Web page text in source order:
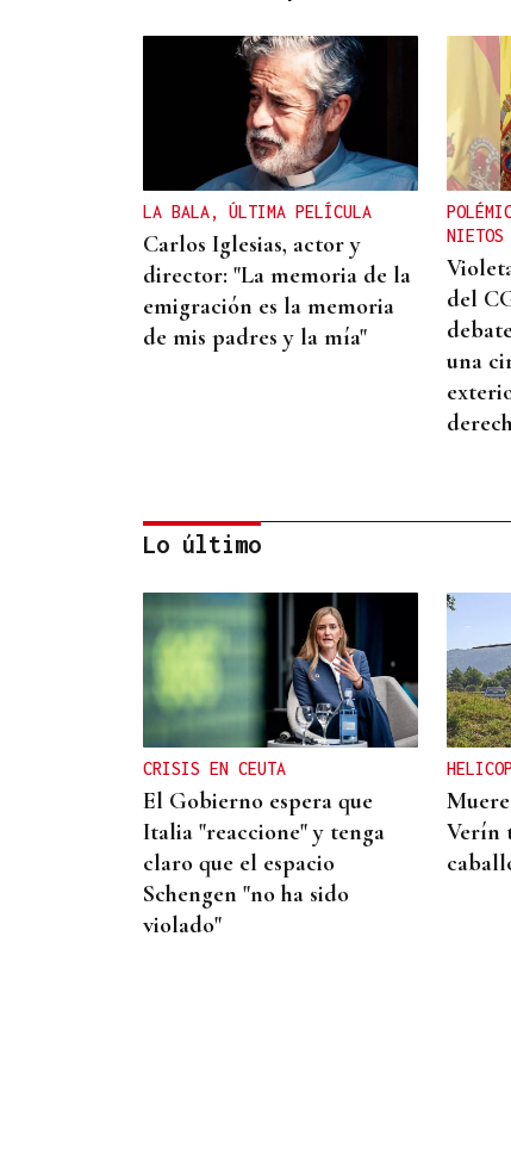
LA BALA, ÚLTIMA PELÍCULA
Carlos Iglesias, actor y
director: "La memoria de la
emigración es la memoria
de mis padres y la mía"
NIETOS
del
una
BIOGRAFÍAS
Jesusa Prado López, la
fuerza ourensana que
iluminó La Habana
Lo último
CRISIS EN CEUTA
El Gobierno espera que
Italia "reaccione" y tenga
claro que el espacio
Schengen "no ha sido
violado"
Verín